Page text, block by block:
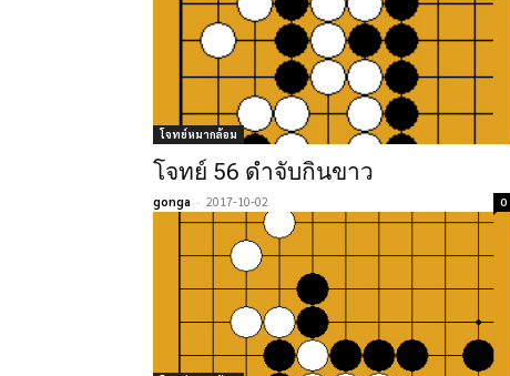
โจทย์หมากล้อม
โจทย์ 56 ดำจับกินขาว
gonga - 2017-10-02 0